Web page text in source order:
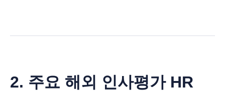
2. 주요 해외 인사평가 HR